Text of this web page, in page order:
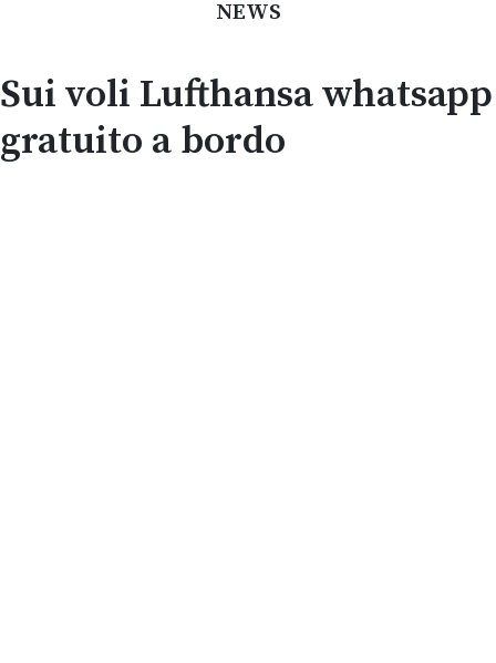
NEWS
Sui voli Lufthansa whatsapp
gratuito a bordo